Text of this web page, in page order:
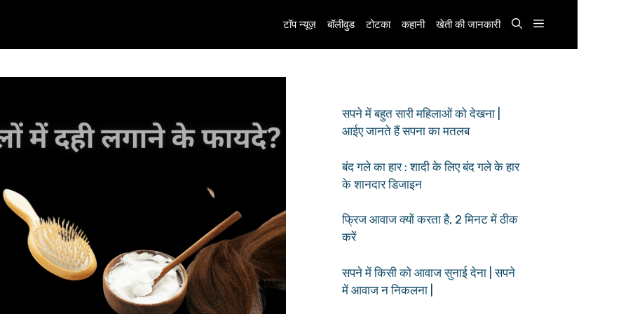
टॉप न्यूज़ बॉलीवुड टोटका कहानी खेती की जानकारी
सपने में बहुत सारी महिलाओं को देखना |
आईए जानते हैं सपना का मतलब
बंद गले का हार : शादी के लिए बंद गले के हार
के शानदार डिजाइन
फ्रिज आवाज क्यों करता है, 2 मिनट में ठीक
करें
सपने में किसी को आवाज सुनाई देना | सपने
में आवाज न निकलना |